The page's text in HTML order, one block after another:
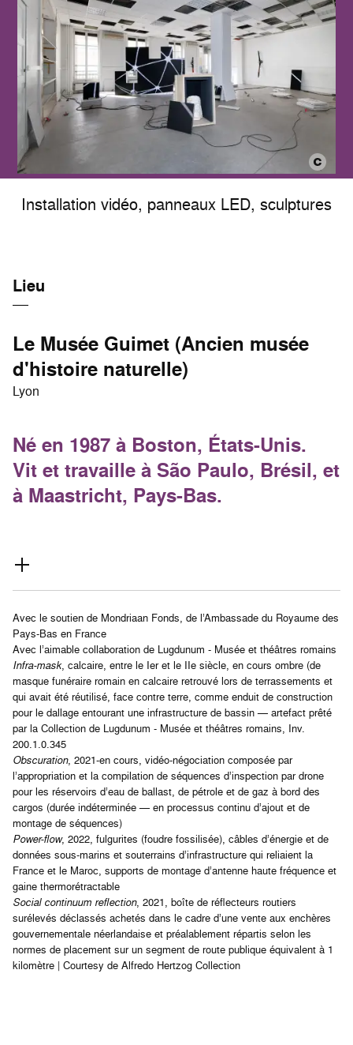
Installation vidéo, panneaux LED, sculptures
Lieu
Le Musée Guimet (Ancien musée
d'histoire naturelle)
Lyon
Né en 1987 à Boston, États-Unis.
Vit et travaille à São Paulo, Brésil, et
à Maastricht, Pays-Bas.
Avec le soutien de Mondriaan Fonds, de l’Ambassade du Royaume des
Pays-Bas en France
Avec l’aimable collaboration de Lugdunum - Musée et théâtres romains
Infra-mask, calcaire, entre le Ier et le IIe siècle, en cours ombre (de
masque funéraire romain en calcaire retrouvé lors de terrassements et
qui avait été réutilisé, face contre terre, comme enduit de construction
pour le dallage entourant une infrastructure de bassin — artefact prêté
par la Collection de Lugdunum - Musée et théâtres romains, Inv.
200.1.0.345
Obscuration, 2021-en cours, vidéo-négociation composée par
l’appropriation et la compilation de séquences d’inspection par drone
pour les réservoirs d’eau de ballast, de pétrole et de gaz à bord des
cargos (durée indéterminée — en processus continu d’ajout et de
montage de séquences)
Power-flow, 2022, fulgurites (foudre fossilisée), câbles d’énergie et de
données sous-marins et souterrains d’infrastructure qui reliaient la
France et le Maroc, supports de montage d’antenne haute fréquence et
gaine thermorétractable
Social continuum reflection, 2021, boîte de réflecteurs routiers
surélevés déclassés achetés dans le cadre d’une vente aux enchères
gouvernementale néerlandaise et préalablement répartis selon les
normes de placement sur un segment de route publique équivalent à 1
kilomètre | Courtesy de Alfredo Hertzog Collection